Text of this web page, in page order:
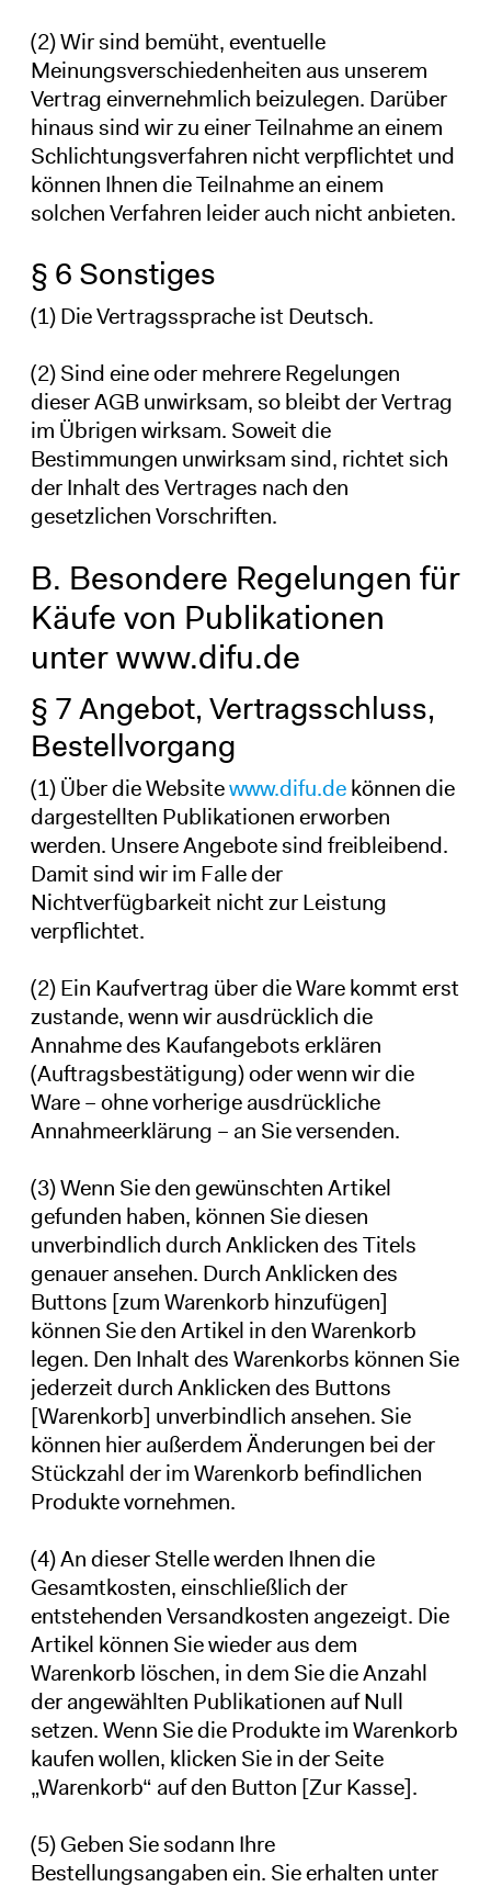
(2) Wir sind bemüht, eventuelle
Meinungsverschiedenheiten aus unserem
Vertrag einvernehmlich beizulegen. Darüber
hinaus sind wir zu einer Teilnahme an einem
Schlichtungsverfahren nicht verpflichtet und
können Ihnen die Teilnahme an einem
solchen Verfahren leider auch nicht anbieten.
§ 6 Sonstiges
(1) Die Vertragssprache ist Deutsch.
(2) Sind eine oder mehrere Regelungen
dieser AGB unwirksam, so bleibt der Vertrag
im Übrigen wirksam. Soweit die
Bestimmungen unwirksam sind, richtet sich
der Inhalt des Vertrages nach den
gesetzlichen Vorschriften.
B. Besondere Regelungen für
Käufe von Publikationen
unter www.difu.de
§ 7 Angebot, Vertragsschluss,
Bestellvorgang
(1) Über die Websitewww.difu.dekönnen die
dargestellten Publikationen erworben
werden. Unsere Angebote sind freibleibend.
Damit sind wir im Falle der
Nichtverfügbarkeit nicht zur Leistung
verpflichtet.
(2) Ein Kaufvertrag über die Ware kommt erst
zustande, wenn wir ausdrücklich die
Annahme des Kaufangebots erklären
(Auftragsbestätigung) oder wenn wir die
Ware – ohne vorherige ausdrückliche
Annahmeerklärung – an Sie versenden.
(3) Wenn Sie den gewünschten Artikel
gefunden haben, können Sie diesen
unverbindlich durch Anklicken des Titels
genauer ansehen. Durch Anklicken des
Buttons [zum Warenkorb hinzufügen]
können Sie den Artikel in den Warenkorb
legen. Den Inhalt des Warenkorbs können Sie
jederzeit durch Anklicken des Buttons
[Warenkorb] unverbindlich ansehen. Sie
können hier außerdem Änderungen bei der
Stückzahl der im Warenkorb befindlichen
Produkte vornehmen.
(4) An dieser Stelle werden Ihnen die
Gesamtkosten, einschließlich der
entstehenden Versandkosten angezeigt. Die
Artikel können Sie wieder aus dem
Warenkorb löschen, in dem Sie die Anzahl
der angewählten Publikationen auf Null
setzen. Wenn Sie die Produkte im Warenkorb
kaufen wollen, klicken Sie in der Seite
„Warenkorb“ auf den Button [Zur Kasse].
(5) Geben Sie sodann Ihre
Bestellungsangaben ein. Sie erhalten unter